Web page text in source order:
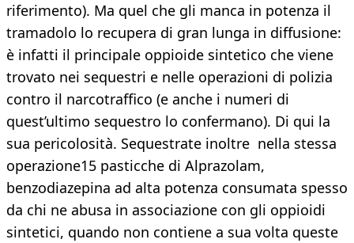
riferimento). Ma quel che gli manca in potenza il
tramadolo lo recupera di gran lunga in diffusione:
è infatti il principale oppioide sintetico che viene
trovato nei sequestri e nelle operazioni di polizia
contro il narcotraffico (e anche i numeri di
quest’ultimo sequestro lo confermano). Di qui la
sua pericolosità. Sequestrate inoltre nella stessa
operazione15 pasticche di Alprazolam,
benzodiazepina ad alta potenza consumata spesso
da chi ne abusa in associazione con gli oppioidi
sintetici, quando non contiene a sua volta queste